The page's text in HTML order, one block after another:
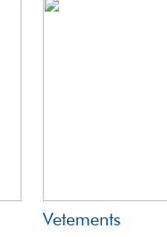
Vetements